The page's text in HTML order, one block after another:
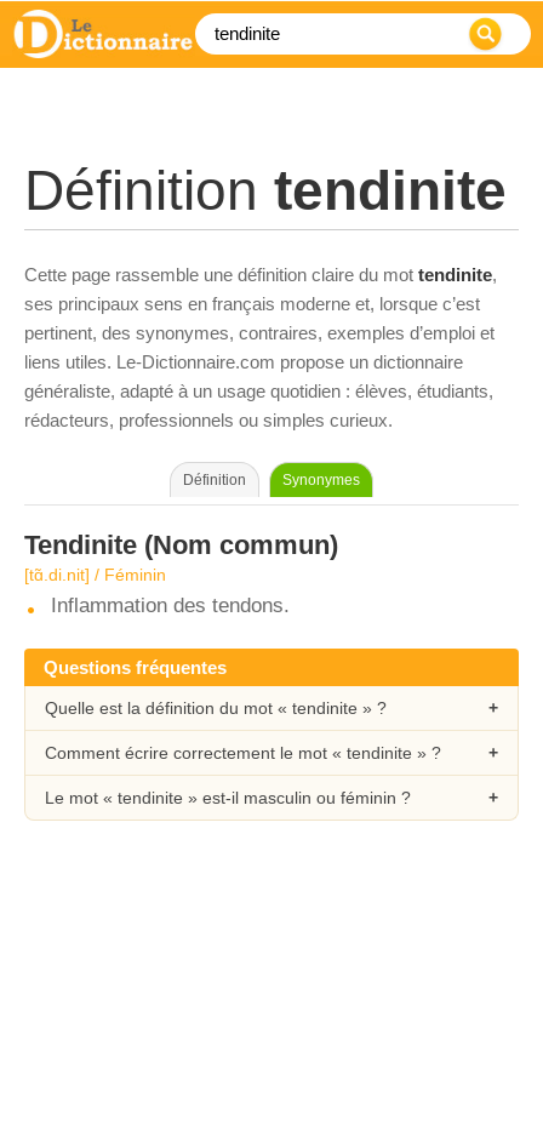
Définition tendinite
Cette page rassemble une définition claire du mot tendinite,
ses principaux sens en français moderne et, lorsque c’est
pertinent, des synonymes, contraires, exemples d’emploi et
liens utiles. Le-Dictionnaire.com propose un dictionnaire
généraliste, adapté à un usage quotidien : élèves, étudiants,
rédacteurs, professionnels ou simples curieux.
Définition Synonymes
Tendinite (Nom commun)
[tɑ̃.di.nit] / Féminin
Inflammation des tendons.
Questions fréquentes
Quelle est la définition du mot « tendinite » ?
Comment écrire correctement le mot « tendinite » ?
Le mot « tendinite » est-il masculin ou féminin ?